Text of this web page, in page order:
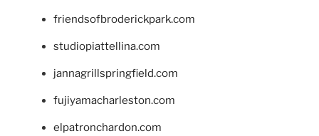
friendsofbroderickpark.com
studiopiattellina.com
jannagrillspringfield.com
fujiyamacharleston.com
elpatronchardon.com